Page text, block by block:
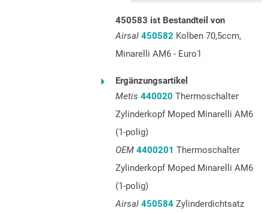
450583 ist Bestandteil von
Airsal 450582 Kolben 70,5ccm,
Minarelli AM6 - Euro1
Ergänzungsartikel
Metis 440020 Thermoschalter
Zylinderkopf Moped Minarelli AM6
(1-polig)
OEM 4400201 Thermoschalter
Zylinderkopf Moped Minarelli AM6
(1-polig)
Airsal 450584Zylinderdichtsatz